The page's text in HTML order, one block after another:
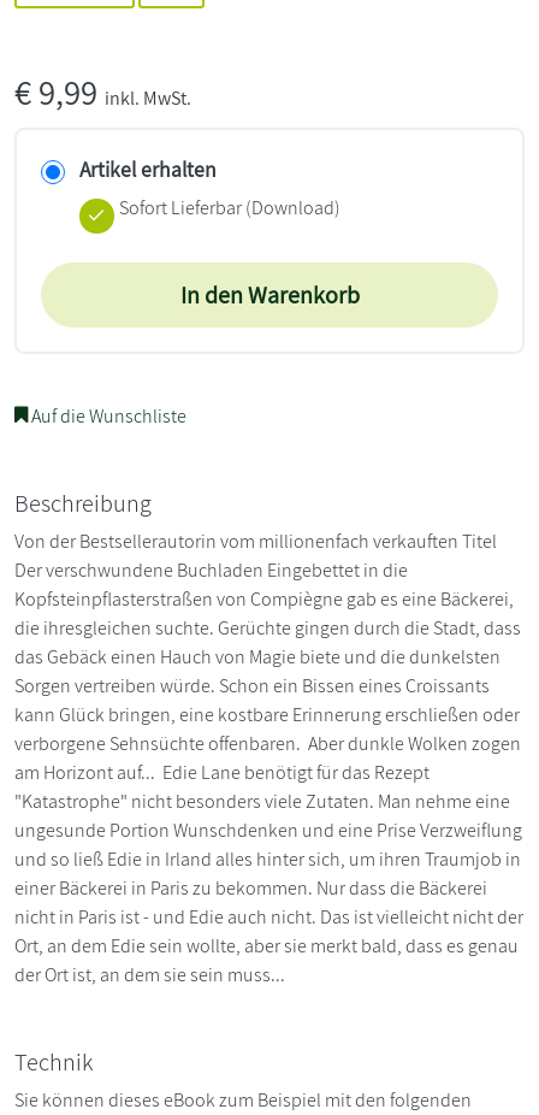
€9,99 inkl. MwSt.
Artikel erhalten
Sofort Lieferbar (Download)
In den Warenkorb
Auf die Wunschliste
Beschreibung
Von der Bestsellerautorin vom millionenfach verkauften Titel
Der verschwundene Buchladen Eingebettet in die
Kopfsteinpflasterstraßen von Compiègne gab es eine Bäckerei,
die ihresgleichen suchte. Gerüchte gingen durch die Stadt, dass
das Gebäck einen Hauch von Magie biete und die dunkelsten
Sorgen vertreiben würde. Schon ein Bissen eines Croissants
kann Glück bringen, eine kostbare Erinnerung erschließen oder
verborgene Sehnsüchte offenbaren. Aber dunkle Wolken zogen
am Horizont auf... Edie Lane benötigt für das Rezept
"Katastrophe" nicht besonders viele Zutaten. Man nehme eine
ungesunde Portion Wunschdenken und eine Prise Verzweiflung
und so ließ Edie in Irland alles hinter sich, um ihren Traumjob in
einer Bäckerei in Paris zu bekommen. Nur dass die Bäckerei
nicht in Paris ist - und Edie auch nicht. Das ist vielleicht nicht der
Ort, an dem Edie sein wollte, aber sie merkt bald, dass es genau
der Ort ist, an dem sie sein muss...
Technik
Sie können dieses eBook zum Beispiel mit den folgenden